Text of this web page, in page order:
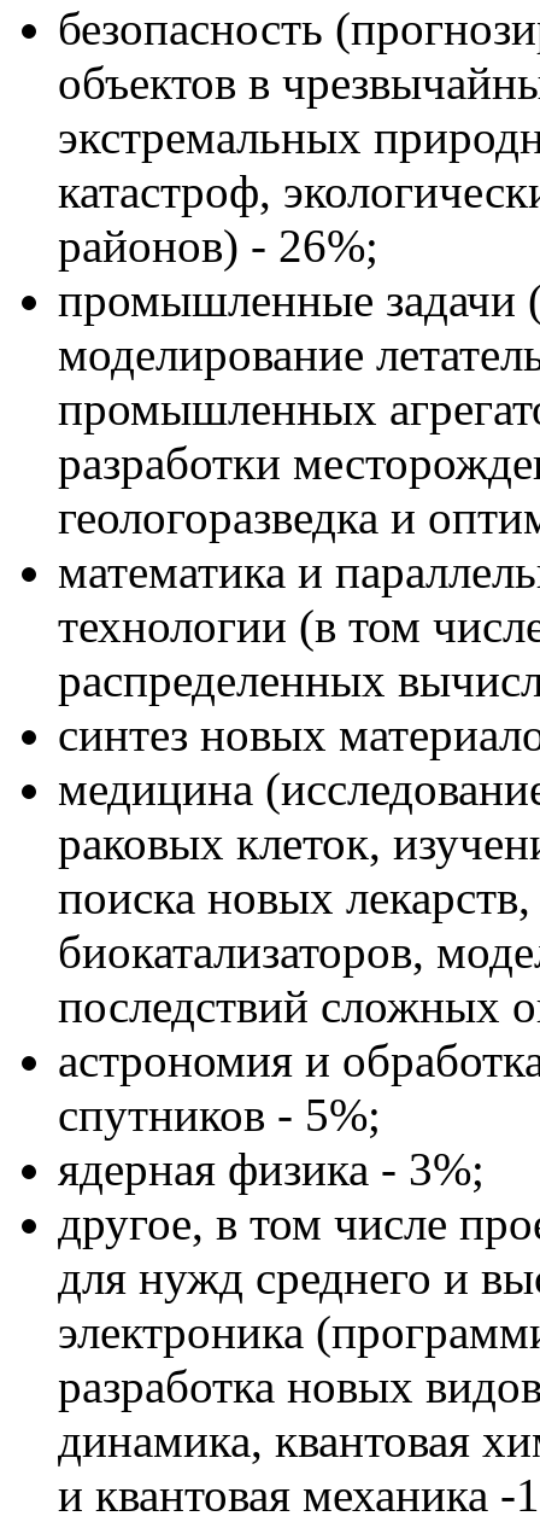
безопасность
объектов в
экстремальных
катастроф,
районов) - 26%;
промышленные задачи
моделирование
промышленных
разработки
геологоразведка и
математика и
технологии (в том
распределенных
синтез новых
медицина
раковых клеток,
поиска новых
биокатализаторов,
последствий сложных
астрономия и
спутников - 5%;
ядерная физика - 3%;
другое, в том числе
для нужд среднего и
электроника
разработка новых
динамика, квантовая
и квантовая механика -